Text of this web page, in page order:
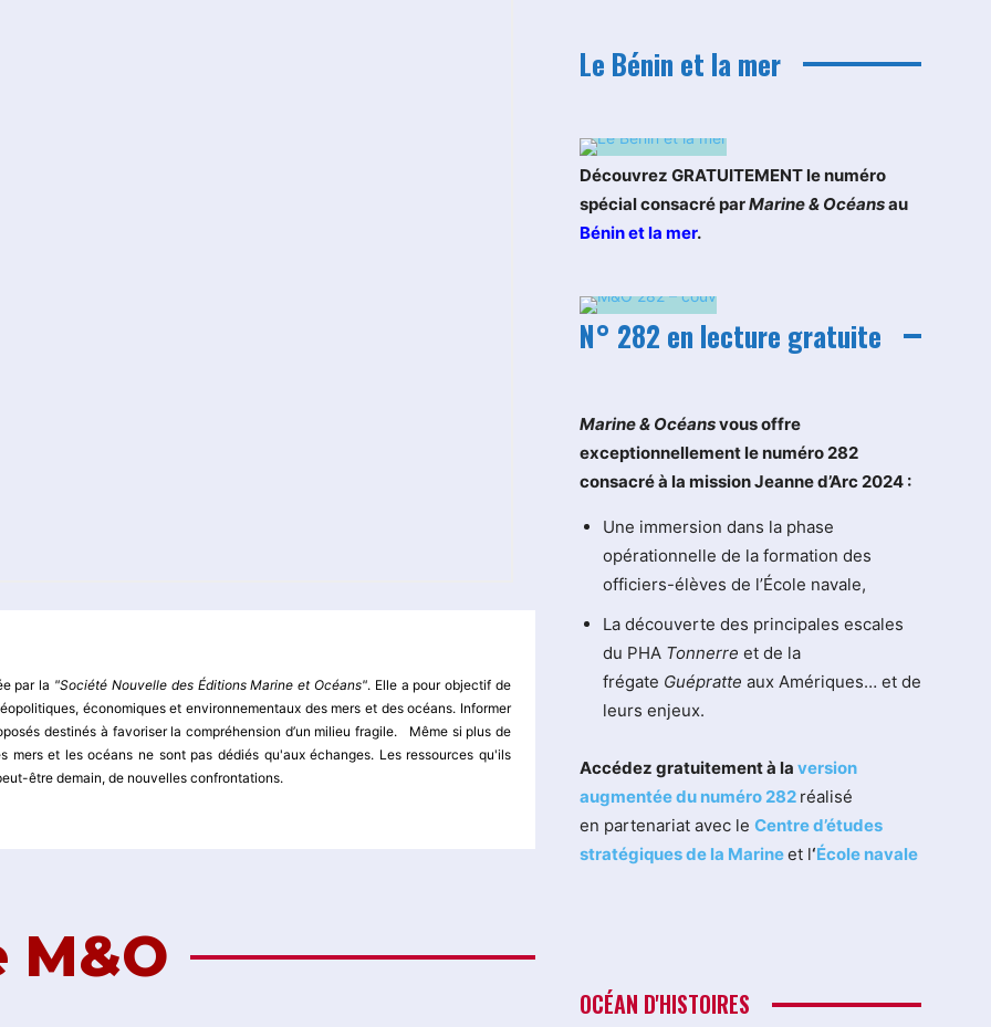
par la "Société Nouvelle des Éditions Marine et Océans". Elle a pour objectif de
économiques et environnementaux des mers et des océans. Informer
destinés à favoriser la compréhension d’un milieu fragile. Même si plus de
mers et les océans ne sont pas dédiés qu'aux échanges. Les ressources qu'ils
être demain, de nouvelles confrontations.
M&O
Le Bénin et la mer
Découvrez GRATUITEMENT le numéro
spécial consacré parMarine & Océansau
Bénin et la mer.
N° 282 en lecture gratuite
Marine & Océansvous offre
exceptionnellement le numéro 282
consacré à la mission Jeanne d’Arc 2024 :
Une immersion dans la phase
opérationnelle de la formation des
officiers-élèves de l’École navale,
La découverte des principales escales
du PHA Tonnerre et de la
frégate Guépratte aux Amériques… et de
leurs enjeux.
Accédez gratuitement à la version
augmentée du numéro 282 réalisé
en partenariat avec le Centre d’études
stratégiques de la Marineet l‘École navale
OCÉAN D'HISTOIRES